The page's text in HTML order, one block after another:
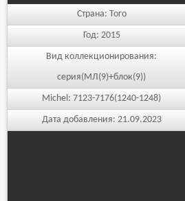
Страна: Того
Год: 2015
Вид коллекционирования:
серия(МЛ(9)+блок(9))
Michel:7123-7176(1240-1248)
Дата добавления: 21.09.2023